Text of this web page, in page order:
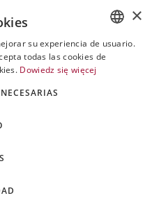
Tiene un atestado de
para la cláusula "alto
"secreto" de la UE.
por el Banco
POLISH
×
su experiencia de usuario.
todas las cookies de
Dowiedz się więcej